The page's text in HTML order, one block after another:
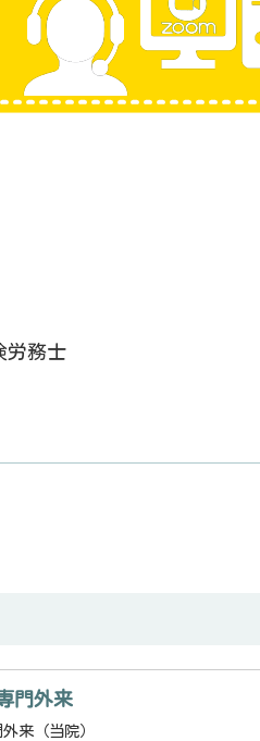
労務士
門外来
来（当院）